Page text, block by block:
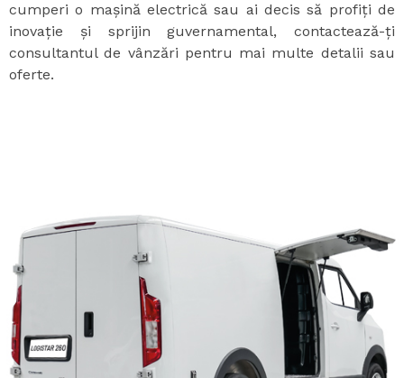
cumperi o mașină electrică sau ai decis să profiți de
inovație și sprijin guvernamental, contactează-ți
consultantul de vânzări pentru mai multe detalii sau
oferte.